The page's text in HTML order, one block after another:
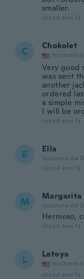
smaller.
circa 6 anni fa
C Chokolet
Iscrizione
Very good
was sent
another
ordered
a simple
I will be
circa 6 anni fa
E Ella
Iscrizione dal
circa 6 anni fa
M Margarita
Iscrizione dal
Hermoso,
circa 6 anni fa
L Latoya
Iscrizione
circa 6 anni fa